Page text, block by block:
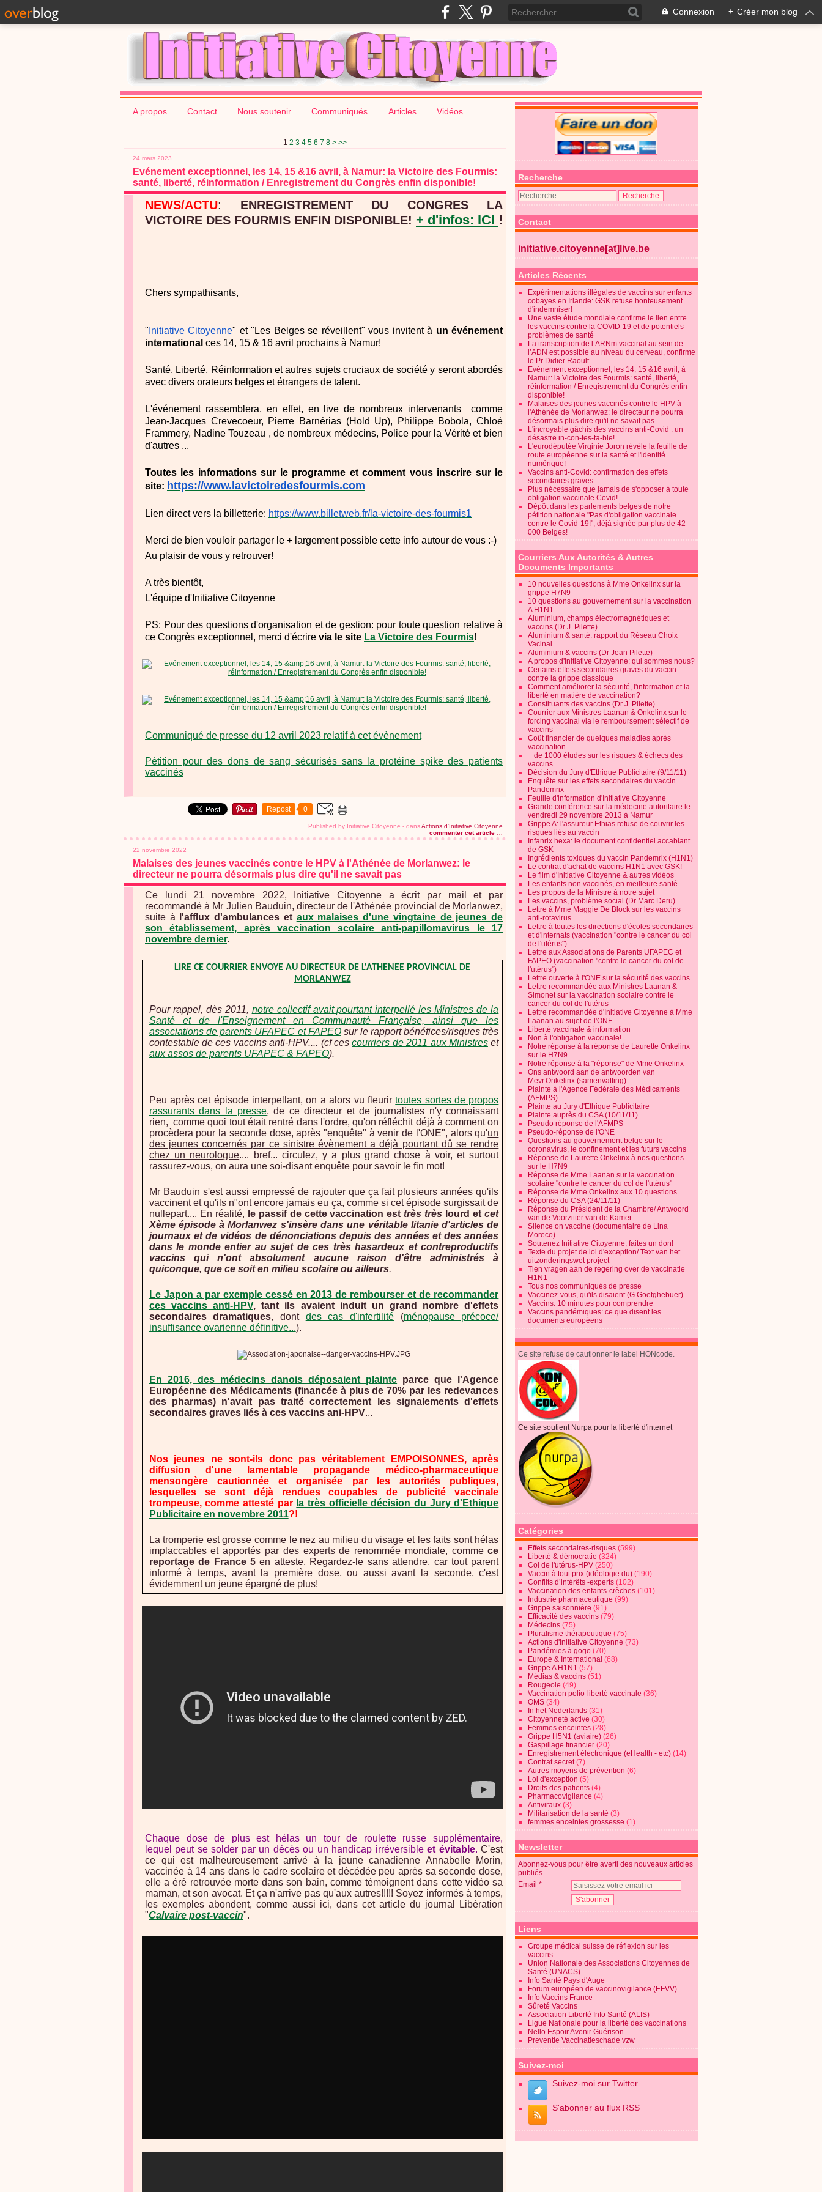
Connexion + Créer mon blog
A propos Contact Nous soutenir Communiqués Articles Vidéos
1 2 3 4 5 6 7 8 > >>
24 mars 2023
Evénement exceptionnel, les 14, 15 &16 avril, à Namur: la Victoire des Fourmis:
santé, liberté, réinformation / Enregistrement du Congrès enfin disponible!
NEWS/ACTU: ENREGISTREMENT DU CONGRES LA
VICTOIRE DES FOURMIS ENFIN DISPONIBLE! + d'infos: ICI !
Chers sympathisants,
" Initiative Citoyenne" et "Les Belges se réveillent" vous invitent à un événement
international ces 14, 15 & 16 avril prochains à Namur!
Santé, Liberté, Réinformation et autres sujets cruciaux de société y seront abordés
avec divers orateurs belges et étrangers de talent.
L'événement rassemblera, en effet, en live de nombreux intervenants comme
Jean-Jacques Crevecoeur, Pierre Barnérias (Hold Up), Philippe Bobola, Chloé
Frammery, Nadine Touzeau , de nombreux médecins, Police pour la Vérité et bien
d'autres ...
Toutes les informations sur le programme et comment vous inscrire sur le
site: https://www.lavictoiredesfourmis.com
Lien direct vers la billetterie: https://www.billetweb.fr/la-victoire-des-fourmis1
Merci de bien vouloir partager le + largement possible cette info autour de vous :-)
Au plaisir de vous y retrouver!
A très bientôt,
L'équipe d'Initiative Citoyenne
PS: Pour des questions d'organisation et de gestion: pour toute question relative à
ce Congrès exceptionnel, merci d'écrire via le site La Victoire des Fourmis!
Communiqué de presse du 12 avril 2023 relatif à cet évènement
Pétition pour des dons de sang sécurisés sans la protéine spike des patients
vaccinés
Repost 0
Published by Initiative Citoyenne - dansActions d'Initiative Citoyenne
commenter cet article
22 novembre 2022
Malaises des jeunes vaccinés contre le HPV à l'Athénée de Morlanwez: le
directeur ne pourra désormais plus dire qu'il ne savait pas
Ce lundi 21 novembre 2022, Initiative Citoyenne a écrit par mail et par
recommandé à Mr Julien Bauduin, directeur de l'Athénée provincial de Morlanwez,
suite à
l'afflux d'ambulances et aux malaises d'une vingtaine de jeunes de
son établissement, après vaccination scolaire anti-papillomavirus le 17
novembre dernier.
LIRE CE COURRIER ENVOYE AU DIRECTEUR DE L'ATHENEE PROVINCIAL DE
MORLANWEZ
Pour rappel, dès 2011, notre collectif avait pourtant interpellé les Ministres de la
Santé et de l'Enseignement en Communauté Française, ainsi que les
associations de parents UFAPEC et FAPEO sur le rapport bénéfices/risques très
contestable de ces vaccins anti-HPV.... (cf cescourriers de 2011 aux Ministreset
aux assos de parents UFAPEC & FAPEO).
Peu après cet épisode interpellant, on a alors vu fleurirtoutes sortes de propos
rassurants dans la presse, de ce directeur et de journalistes n'y connaissant
rien, comme quoi tout était rentré dans l'ordre, qu'on réfléchit déjà à comment on
procèdera pour la seconde dose, après "enquête" à venir de l'ONE", alors qu'un
des jeunes concernés par ce sinistre évènement a déjà pourtant dû se rendre
chez un neurologue.... bref... circulez, y a plus grand chose à voir, et surtout
rassurez-vous, on aura une soi-disant enquête pour savoir le fin mot!
Mr Bauduin s'est aussi empressé de rajouter que ça fait plusieurs années qu'ils
vaccinent et qu'ils n"ont encore jamais eu ça, comme si cet épisode surgissait de
nullepart.... En réalité, le passif de cette vaccination esttrès très lourd etcet
Xème épisode à Morlanwez s'insère dans une véritable litanie d'articles de
journaux et de vidéos de dénonciations depuis des années et des années
dans le monde entier au sujet de ces très hasardeux et contreproductifs
vaccins qui n'ont absolument aucune raison d'être administrés à
quiconque, que ce soit en milieu scolaire ou ailleurs.
Le Japon a par exemple cessé en 2013 de rembourser et de recommander
ces vaccins anti-HPV, tant ils avaient induit un grand nombre d'effets
secondaires dramatiques, dont des cas d'infertilité (ménopause précoce/
insuffisance ovarienne définitive...).
En 2016, des médecins danois déposaient plainte parce que l'Agence
Européenne des Médicaments (financée à plus de 70% par les redevances
des pharmas) n'avait pas traité correctement les signalements d'effets
secondaires graves liés à ces vaccins ani-HPV...
Nos jeunes ne sont-ils donc pas véritablement EMPOISONNES, après
diffusion d'une lamentable propagande médico-pharmaceutique
mensongère cautionnée et organisée par les autorités publiques,
lesquelles se sont déjà rendues coupables de publicité vaccinale
trompeuse, comme attesté par la très officielle décision du Jury d'Ethique
Publicitaire en novembre 2011?!
La tromperie est grosse comme le nez au milieu du visage et les faits sont hélas
implaccables et apportés par des experts de renommée mondiale, commece
reportage de France 5en atteste. Regardez-le sans attendre, car tout parent
informé à temps, avant la première dose, ou aussi avant la seconde, c'est
évidemment un jeune épargné de plus!
Chaque dose de plus est hélas un tour de roulette russe supplémentaire,
lequel peut se solder par un décès ou un handicap irréversibleet évitable. C'est
ce qui est malheureusement arrivé à la jeune canadienne Annabelle Morin,
vaccinée à 14 ans dans le cadre scolaire et décédée peu après sa seconde dose,
elle a éré retrouvée morte dans son bain, comme témoignent dans cette vidéo sa
maman, et son avocat. Et ça n'arrive pas qu'aux autres!!!!! Soyez informés à temps,
les exemples abondent, comme aussi ici, dans cet article du journal Libération
"Calvaire post-vaccin".
Recherche
Contact
initiative.citoyenne[at]live.be
Articles Récents
Expérimentations illégales de vaccins sur enfants
cobayes en Irlande: GSK refuse honteusement
d'indemniser!
Une vaste étude mondiale confirme le lien entre
les vaccins contre la COVID-19 et de potentiels
problèmes de santé
La transcription de l’ARNm vaccinal au sein de
l’ADN est possible au niveau du cerveau, confirme
le Pr Didier Raoult
Evénement exceptionnel, les 14, 15 &16 avril, à
Namur: la Victoire des Fourmis: santé, liberté,
réinformation / Enregistrement du Congrès enfin
disponible!
Malaises des jeunes vaccinés contre le HPV à
l'Athénée de Morlanwez: le directeur ne pourra
désormais plus dire qu'il ne savait pas
L'incroyable gâchis des vaccins anti-Covid : un
désastre in-con-tes-ta-ble!
L'eurodéputée Virginie Joron révèle la feuille de
route européenne sur la santé et l'identité
numérique!
Vaccins anti-Covid: confirmation des effets
secondaires graves
Plus nécessaire que jamais de s'opposer à toute
obligation vaccinale Covid!
Dépôt dans les parlements belges de notre
pétition nationale "Pas d'obligation vaccinale
contre le Covid-19!", déjà signée par plus de 42
000 Belges!
Courriers Aux Autorités & Autres
Documents Importants
10 nouvelles questions à Mme Onkelinx sur la
grippe H7N9
10 questions au gouvernement sur la vaccination
A H1N1
Aluminium, champs électromagnétiques et
vaccins (Dr J. Pilette)
Aluminium & santé: rapport du Réseau Choix
Vacinal
Aluminium & vaccins (Dr Jean Pilette)
A propos d'Initiative Citoyenne: qui sommes nous?
Certains effets secondaires graves du vaccin
contre la grippe classique
Comment améliorer la sécurité, l'information et la
liberté en matière de vaccination?
Constituants des vaccins (Dr J. Pilette)
Courrier aux Ministres Laanan & Onkelinx sur le
forcing vaccinal via le remboursement sélectif de
vaccins
Coût financier de quelques maladies après
vaccination
+ de 1000 études sur les risques & échecs des
vaccins
Décision du Jury d'Ethique Publicitaire (9/11/11)
Enquête sur les effets secondaires du vaccin
Pandemrix
Feuille d'information d'Initiative Citoyenne
Grande conférence sur la médecine autoritaire le
vendredi 29 novembre 2013 à Namur
Grippe A: l'assureur Ethias refuse de couvrir les
risques liés au vaccin
Infanrix hexa: le document confidentiel accablant
de GSK
Ingrédients toxiques du vaccin Pandemrix (H1N1)
Le contrat d'achat de vaccins H1N1 avec GSK!
Le film d'Initiative Citoyenne & autres vidéos
Les enfants non vaccinés, en meilleure santé
Les propos de la Ministre à notre sujet
Les vaccins, problème social (Dr Marc Deru)
Lettre à Mme Maggie De Block sur les vaccins
anti-rotavirus
Lettre à toutes les directions d'écoles secondaires
et d'internats (vaccination "contre le cancer du col
de l'utérus")
Lettre aux Associations de Parents UFAPEC et
FAPEO (vaccination "contre le cancer du col de
l'utérus")
Lettre ouverte à l'ONE sur la sécurité des vaccins
Lettre recommandée aux Ministres Laanan &
Simonet sur la vaccination scolaire contre le
cancer du col de l'utérus
Lettre recommandée d'Initiative Citoyenne à Mme
Laanan au sujet de l'ONE
Liberté vaccinale & information
Non à l'obligation vaccinale!
Notre réponse à la réponse de Laurette Onkelinx
sur le H7N9
Notre réponse à la "réponse" de Mme Onkelinx
Ons antwoord aan de antwoorden van
Mevr.Onkelinx (samenvatting)
Plainte à l'Agence Fédérale des Médicaments
(AFMPS)
Plainte au Jury d'Ethique Publicitaire
Plainte auprès du CSA (10/11/11)
Pseudo réponse de l'AFMPS
Pseudo-réponse de l'ONE
Questions au gouvernement belge sur le
coronavirus, le confinement et les futurs vaccins
Réponse de Laurette Onkelinx à nos questions
sur le H7N9
Réponse de Mme Laanan sur la vaccination
scolaire "contre le cancer du col de l'utérus"
Réponse de Mme Onkelinx aux 10 questions
Réponse du CSA (24/11/11)
Réponse du Président de la Chambre/ Antwoord
van de Voorzitter van de Kamer
Silence on vaccine (documentaire de Lina
Moreco)
Soutenez Initiative Citoyenne, faites un don!
Texte du projet de loi d'exception/ Text van het
uitzonderingswet project
Tien vragen aan de regering over de vaccinatie
H1N1
Tous nos communiqués de presse
Vaccinez-vous, qu'ils disaient (G.Goetghebuer)
Vaccins: 10 minutes pour comprendre
Vaccins pandémiques: ce que disent les
documents européens
Ce site refuse de cautionner le label HONcode.
Ce site soutient Nurpa pour la liberté d'internet
Catégories
Effets secondaires-risques (599)
Liberté & démocratie (324)
Col de l'utérus-HPV (250)
Vaccin à tout prix (idéologie du) (190)
Conflits d’intérêts -experts (102)
Vaccination des enfants-crèches (101)
Industrie pharmaceutique (99)
Grippe saisonnière (91)
Efficacité des vaccins (79)
Médecins (75)
Pluralisme thérapeutique (75)
Actions d'Initiative Citoyenne (73)
Pandémies à gogo (70)
Europe & International (68)
Grippe A H1N1 (57)
Médias & vaccins (51)
Rougeole (49)
Vaccination polio-liberté vaccinale (36)
OMS (34)
In het Nederlands (31)
Citoyenneté active (30)
Femmes enceintes (28)
Grippe H5N1 (aviaire) (26)
Gaspillage financier (20)
Enregistrement électronique (eHealth - etc) (14)
Contrat secret(7)
Autres moyens de prévention (6)
Loi d'exception (5)
Droits des patients (4)
Pharmacovigilance (4)
Antiviraux (3)
Militarisation de la santé (3)
femmes enceintes grossesse (1)
Newsletter
Abonnez-vous pour être averti des nouveaux articles
publiés.
Email
Liens
Groupe médical suisse de réflexion sur les
vaccins
Union Nationale des Associations Citoyennes de
Santé (UNACS)
Info Santé Pays d'Auge
Forum européen de vaccinovigilance (EFVV)
Info Vaccins France
Sûreté Vaccins
Association Liberté Info Santé (ALIS)
Ligue Nationale pour la liberté des vaccinations
Nello Espoir Avenir Guérison
Preventie Vaccinatieschade vzw
Suivez-moi
Suivez-moi sur Twitter
S'abonner au flux RSS